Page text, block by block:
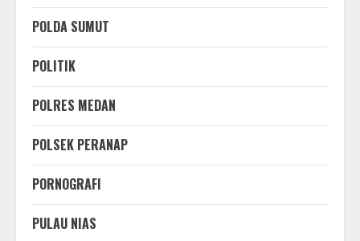
POLDA SUMUT
POLITIK
POLRES MEDAN
POLSEK PERANAP
PORNOGRAFI
PULAU NIAS